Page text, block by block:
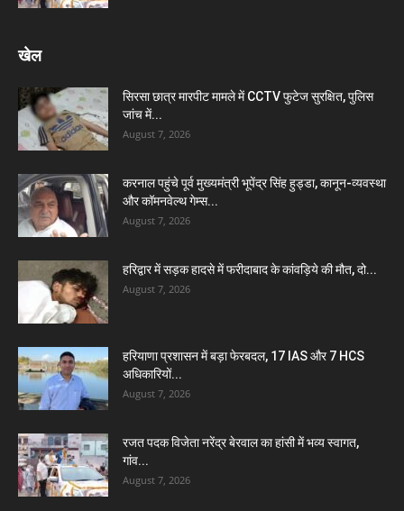
खेल
सिरसा छात्र मारपीट मामले में CCTV फुटेज सुरक्षित, पुलिस
जांच में...
August 7, 2026
करनाल पहुंचे पूर्व मुख्यमंत्री भूपेंद्र सिंह हुड्डा, कानून-व्यवस्था
और कॉमनवेल्थ गेम्स...
August 7, 2026
हरिद्वार में सड़क हादसे में फरीदाबाद के कांवड़िये की मौत, दो...
August 7, 2026
हरियाणा प्रशासन में बड़ा फेरबदल, 17 IAS और 7 HCS
अधिकारियों...
August 7, 2026
रजत पदक विजेता नरेंद्र बेरवाल का हांसी में भव्य स्वागत,
गांव...
August 7, 2026